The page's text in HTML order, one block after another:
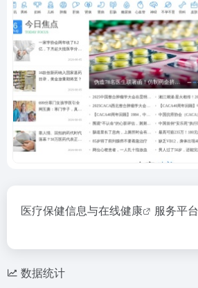
医疗保健信息与在线健康 服务平台
数据统计